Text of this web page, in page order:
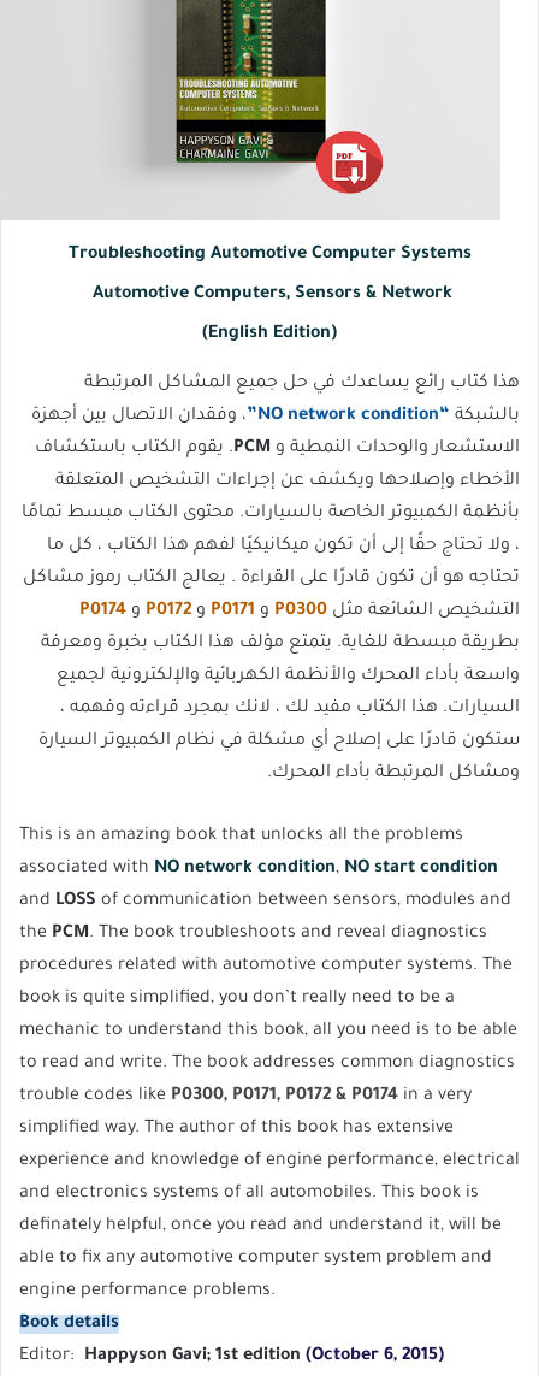
Troubleshooting Automotive Computer Systems
Automotive Computers, Sensors & Network
(English Edition)
هذا كتاب رائع يساعدك في حل جميع المشاكل المرتبطة
بالشبكة “NO network condition”
، وفقدان الاتصال بين أجهزة
الاستشعار والوحدات النمطية و
. يقوم الكتاب باستكشاف
الأخطاء وإصلاحها ويكشف عن إجراءات التشخيص المتعلقة
بأنظمة الكمبيوتر الخاصة بالسيارات. محتوى الكتاب مبسط تمامًا
، ولا تحتاج حقًا إلى أن تكون ميكانيكيًا لفهم هذا الكتاب ، كل ما
تحتاجه هو أن تكون قادرًا على القراءة . يعالج الكتاب رموز مشاكل
التشخيص الشائعة مثل P0300 و P0171 و P0172 و P0174
بطريقة مبسطة للغاية. يتمتع مؤلف هذا الكتاب بخبرة ومعرفة
واسعة بأداء المحرك والأنظمة الكهربائية والإلكترونية لجميع
السيارات. هذا الكتاب مفيد لك ، لانك بمجرد قراءته وفهمه ،
ستكون قادرًا على إصلاح أي مشكلة في نظام الكمبيوتر السيارة
ومشاكل المرتبطة بأداء المحرك.
This is an amazing book that unlocks all the problems
associated with NO network condition, NO start condition
and LOSS of communication between sensors, modules and
the PCM. The book troubleshoots and reveal diagnostics
procedures related with automotive computer systems. The
book is quite simplified, you don’t really need to be a
mechanic to understand this book, all you need is to be able
to read and write. The book addresses common diagnostics
trouble codes like P0300, P0171, P0172 & P0174 in a very
simplified way. The author of this book has extensive
experience and knowledge of engine performance, electrical
and electronics systems of all automobiles. This book is
definately helpful, once you read and understand it, will be
able to fix any automotive computer system problem and
engine performance problems.
Book details
‎ Happyson Gavi; 1st edition (October 6, 2015)